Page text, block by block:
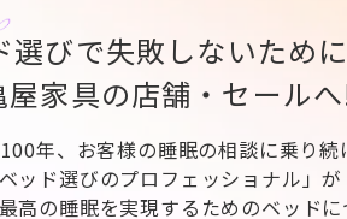
選びで失敗しないために
屋家具の店舗・セール
年、お客様の睡眠の相談に乗り続
ベッド選びのプロフェッショナル」が
高の睡眠を実現するためのベッドに